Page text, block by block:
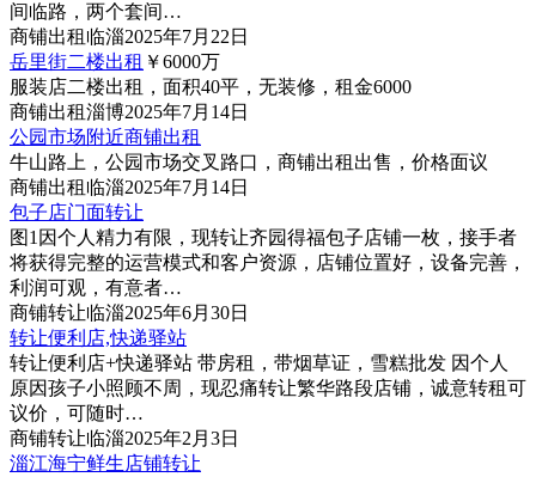
间临路，两个套间…
商铺出租 临淄2025年7月22日
岳里街二楼出租 ￥6000万
服装店二楼出租，面积40平，无装修，租金6000
商铺出租淄博2025年7月14日
公园市场附近商铺出租
牛山路上，公园市场交叉路口，商铺出租出售，价格面议
商铺出租 临淄2025年7月14日
包子店门面转让
图1 因个人精力有限，现转让齐园得福包子店铺一枚，接手者
将获得完整的运营模式和客户资源，店铺位置好，设备完善，
利润可观，有意者…
商铺转让临淄2025年6月30日
转让便利店,快递驿站
转让便利店+快递驿站 带房租，带烟草证，雪糕批发 因个人
原因孩子小照顾不周，现忍痛转让繁华路段店铺，诚意转租可
议价，可随时…
商铺转让临淄2025年2月3日
淄江海宁鲜生店铺转让